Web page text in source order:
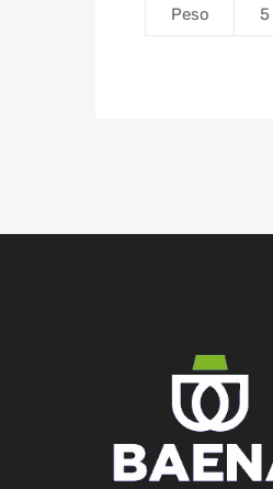
Peso 5